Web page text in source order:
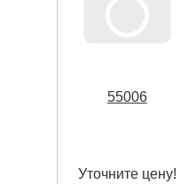
55006
Уточните цену!